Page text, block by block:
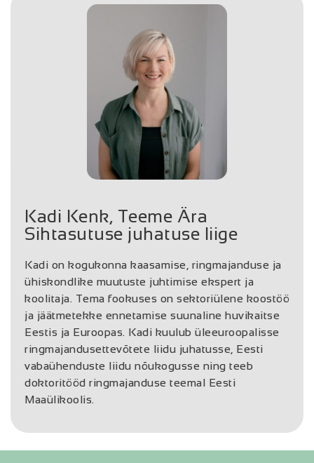
Kadi Kenk, Teeme Ära
Sihtasutuse juhatuse liige
Kadi on kogukonna kaasamise, ringmajanduse ja
ühiskondlike muutuste juhtimise ekspert ja
koolitaja. Tema fookuses on sektoriülene koostöö
ja jäätmetekke ennetamise suunaline huvikaitse
Eestis ja Euroopas. Kadi kuulub üleeuroopalisse
ringmajandusettevõtete liidu juhatusse, Eesti
vabaühenduste liidu nõukogusse ning teeb
doktoritööd ringmajanduse teemal Eesti
Maaülikoolis.